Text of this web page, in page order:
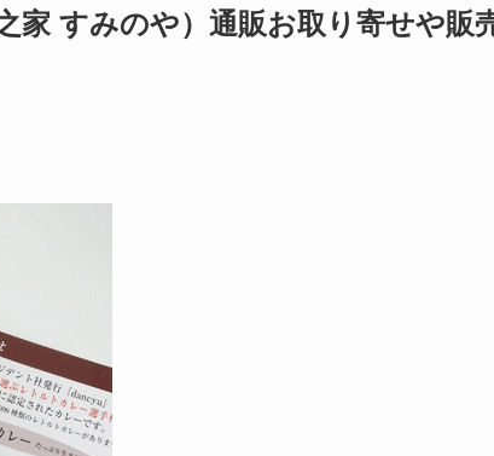
家 すみのや）通販お取り寄せや販